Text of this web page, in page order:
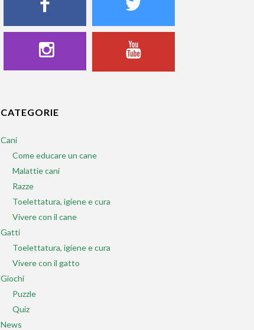
CATEGORIE
Cani
Come educare un cane
Malattie cani
Razze
Toelettatura, igiene e cura
Vivere con il cane
Gatti
Toelettatura, igiene e cura
Vivere con il gatto
Giochi
Puzzle
Quiz
News